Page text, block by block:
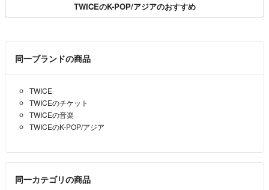
TWICEのK-POP/アジアのおすすめ
同一ブランドの商品
TWICE
TWICEのチケット
TWICEの音楽
TWICEのK-POP/アジア
同一カテゴリの商品